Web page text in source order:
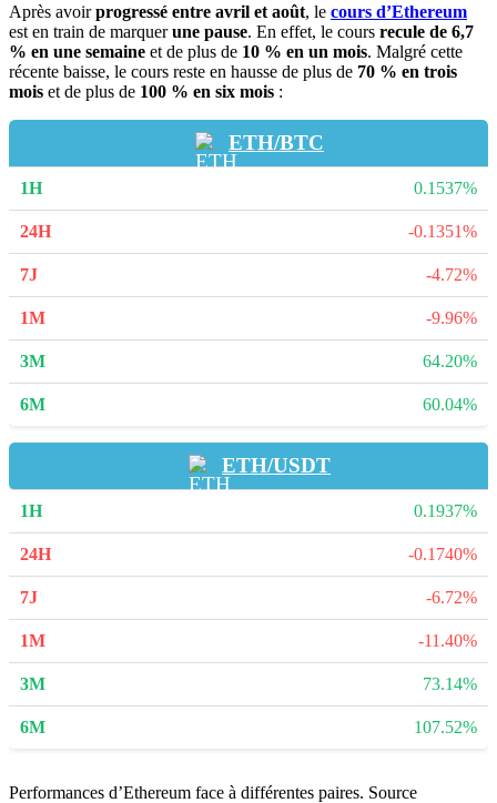
Après avoirprogressé entre avril et août, le cours d’Ethereum
est en train de marquerune pause. En effet, le cours recule de 6,7
% en une semaine et de plus de 10 % en un mois. Malgré cette
récente baisse, le cours reste en hausse de plus de 70 % en trois
mois et de plus de 100 % en six mois :
ETH/BTC
0.1537%
-0.1351%
-4.72%
-9.96%
64.20%
60.04%
ETH/USDT
0.1937%
-0.1740%
-6.72%
-11.40%
73.14%
107.52%
Performances d’Ethereum face à différentes paires. Source